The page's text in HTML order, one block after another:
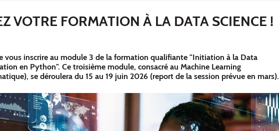
VOTRE FORMATION À LA DATA SCIENCE !
vous inscrire au module 3 de la formation qualifiante "Initiation à la Data
en Python". Ce troisième module, consacré au Machine Learning
se déroulera du 15 au 19 juin 2026 (report de la session prévue en mars).